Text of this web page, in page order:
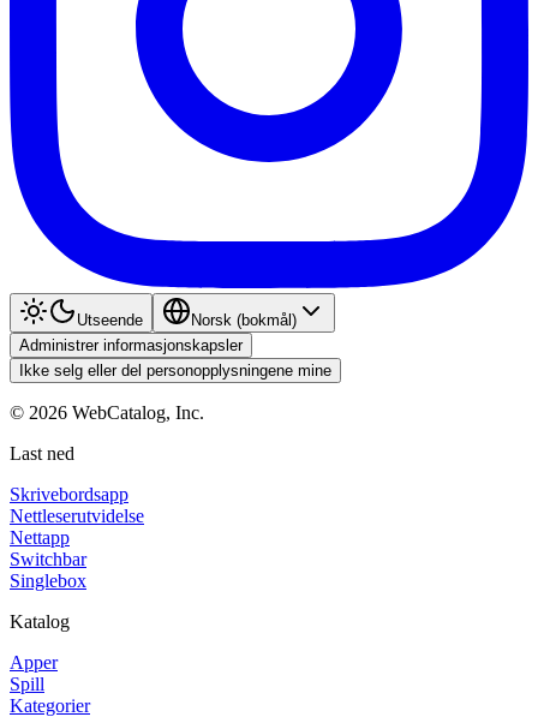
Utseende
Norsk (bokmål)
Administrer informasjonskapsler
Ikke selg eller del personopplysningene mine
© 2026 WebCatalog, Inc.
Last ned
Skrivebordsapp
Nettleserutvidelse
Nettapp
Switchbar
Singlebox
Katalog
Apper
Spill
Kategorier